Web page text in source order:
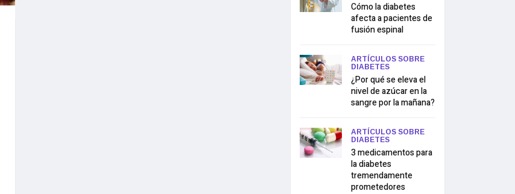
Cómo la diabetes
afecta a pacientes de
fusión espinal
ARTÍCULOS SOBRE
DIABETES
¿Por qué se eleva el
nivel de azúcar en la
sangre por la mañana?
ARTÍCULOS SOBRE
DIABETES
3 medicamentos para
la diabetes
tremendamente
prometedores